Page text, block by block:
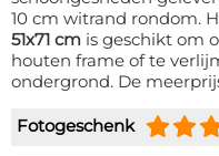
10 cm witrand rondom.
51x71 cm is geschikt om
houten frame of te
ondergrond. De
Fotogeschenk